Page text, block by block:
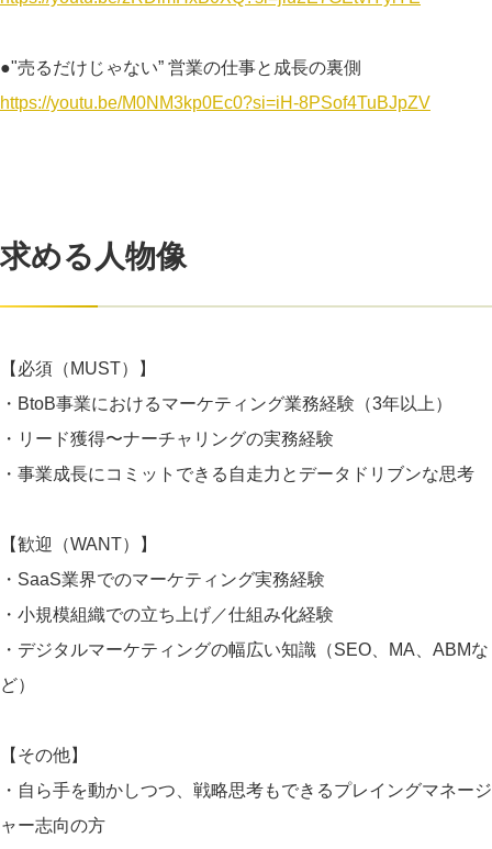
●"売るだけじゃない” 営業の仕事と成長の裏側
https://youtu.be/M0NM3kp0Ec0?si=iH-8PSof4TuBJpZV
求める人物像
【必須（MUST）】
・BtoB事業におけるマーケティング業務経験（3年以上）
・リード獲得〜ナーチャリングの実務経験
・事業成長にコミットできる自走力とデータドリブンな思考
【歓迎（WANT）】
・SaaS業界でのマーケティング実務経験
・小規模組織での立ち上げ／仕組み化経験
・デジタルマーケティングの幅広い知識（SEO、MA、ABMな
ど）
【その他】
・自ら手を動かしつつ、戦略思考もできるプレイングマネージ
ャー志向の方